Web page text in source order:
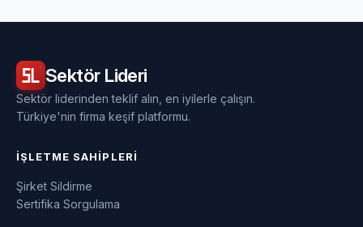
Sektör Lideri
Sektör liderinden teklif alın, en iyilerle çalışın.
Türkiye'nin firma keşif platformu.
İŞLETME SAHIPLERI
Şirket Sildirme
Sertifika Sorgulama